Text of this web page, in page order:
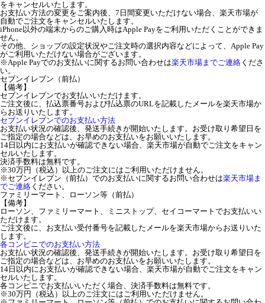
をキャンセルいたします。
お支払い方法の変更をご案内後、7日間変更いただけない場合、楽天市場が
自動でご注文をキャンセルいたします。
iPhone以外の端末からのご購入時はApple Payをご利用いただくことができま
せん。
その他、ショップの設定状況やご注文時の選択内容などによって、Apple Pay
がご利用いただけない場合がございます。
※Apple Payでのお支払いに関するお問い合わせは楽天市場までご連絡 くださ
い。
セブンイレブン（前払）
【備考】
セブンイレブンでお支払いいただけます。
ご注文後に、払込票番号および払込票のURLを記載したメールを楽天市場か
らお送りいたします。
セブンイレブンでのお支払い方法
お支払い状況の確認後、発送手続きが開始いたします。お受け取り希望日を
ご指定の場合などは、お早めのお支払いをお願いいたします。
14日以内にお支払いが確認できない場合、楽天市場が自動でご注文をキャン
セルいたします。
決済手数料は無料です。
※30万円（税込）以上のご注文にはご利用いただけません。
※セブンイレブン（前払）でのお支払いに関するお問い合わせは楽天市場ま
でご連絡 ください。
ファミリーマート、ローソン等（前払）
【備考】
ローソン、ファミリーマート、ミニストップ、セイコーマートでお支払いい
ただけます。
ご注文後に、お支払い受付番号を記載したメールを楽天市場からお送りいた
します。
各コンビニでのお支払い方法
お支払い状況の確認後、発送手続きが開始いたします。お受け取り希望日を
ご指定の場合などは、お早めのお支払いをお願いいたします。
14日以内にお支払いが確認できない場合、楽天市場が自動でご注文をキャン
セルいたします。
各コンビニでお支払いいただく場合、決済手数料は無料です。
※30万円（税込）以上のご注文にはご利用いただけません。